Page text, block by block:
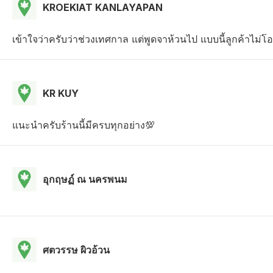
KROEKIAT KANLAYAPAN
เข้าใจว่าครับว่าช่วงเทศกาล แต่พูดจาห้วนไป แบบนี้ลูกค้าไม่โ
KR KUY
แนะนำครับร้านนี้มีครบทุกอย่าง💯
อุกฤษฏ์ ณ นครพนม
ศตวรรษ ผิวอ้วน